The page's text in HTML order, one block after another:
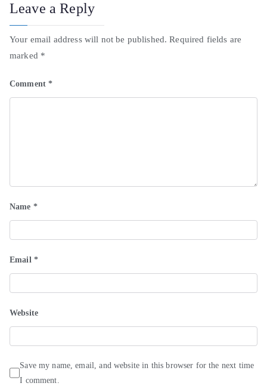
Leave a Reply
Your email address will not be published. Required fields are
marked *
Comment*
Name *
Email *
Website
Save my name, email, and website in this browser for the next time
I comment.